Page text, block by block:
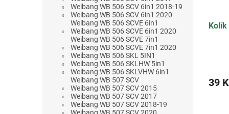
Weibang WB 506 SCV 6in1 2018-19
Weibang WB 506 SCV 6in1 2020
Weibang WB 506 SCVE 6in1
Weibang WB 506 SCVE 6in1 2020
Weibang WB 506 SCVE 7in1
Weibang WB 506 SCVE 7in1 2020
Weibang WB 506 SKL 5IN1
Weibang WB 506 SKLHW 5in1
Weibang WB 506 SKLVHW 6in1
Weibang WB 507 SCV
Weibang WB 507 SCV 2015
Weibang WB 507 SCV 2017
Weibang WB 507 SCV 2018-19
Weibang WB 507 SCV 2020
39